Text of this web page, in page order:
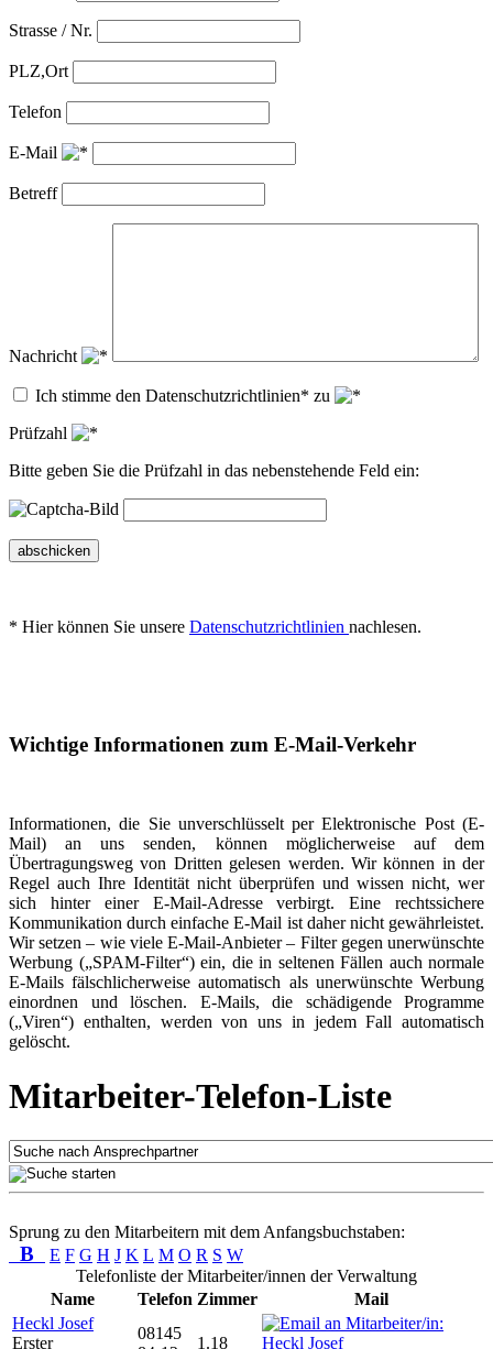
Strasse / Nr.
PLZ,Ort
Telefon
E-Mail
Betreff
Nachricht
Ich stimme den Datenschutzrichtlinien* zu
Prüfzahl
Bitte geben Sie die Prüfzahl in das nebenstehende Feld ein:
abschicken
* Hier können Sie unsere Datenschutzrichtlinien nachlesen.
Wichtige Informationen zum E-Mail-Verkehr
Informationen, die Sie unverschlüsselt per Elektronische Post (E-
Mail) an uns senden, können möglicherweise auf dem
Übertragungsweg von Dritten gelesen werden. Wir können in der
Regel auch Ihre Identität nicht überprüfen und wissen nicht, wer
sich hinter einer E-Mail-Adresse verbirgt. Eine rechtssichere
Kommunikation durch einfache E-Mail ist daher nicht gewährleistet.
Wir setzen – wie viele E-Mail-Anbieter – Filter gegen unerwünschte
Werbung („SPAM-Filter“) ein, die in seltenen Fällen auch normale
E-Mails fälschlicherweise automatisch als unerwünschte Werbung
einordnen und löschen. E-Mails, die schädigende Programme
(„Viren“) enthalten, werden von uns in jedem Fall automatisch
gelöscht.
Mitarbeiter-Telefon-Liste
Sprung zu den Mitarbeitern mit dem Anfangsbuchstaben:
B E F G H J K L M O R S W
Telefonliste der Mitarbeiter/innen der Verwaltung
Name
Telefon Zimmer
Mail
Heckl Josef
Erster
08145
1.18